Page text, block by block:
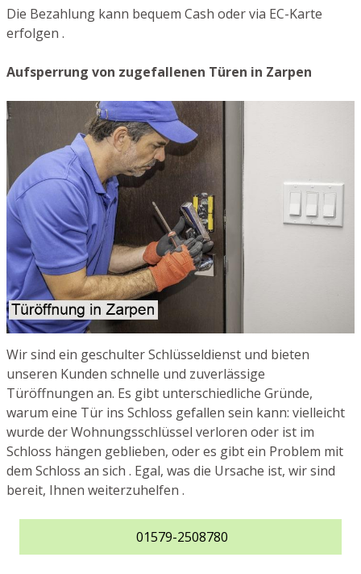
Die Bezahlung kann bequem Cash oder via EC-Karte
erfolgen .
Aufsperrung von zugefallenen Türen in Zarpen
Wir sind ein geschulter Schlüsseldienst und bieten
unseren Kunden schnelle und zuverlässige
Türöffnungen an. Es gibt unterschiedliche Gründe,
warum eine Tür ins Schloss gefallen sein kann: vielleicht
wurde der Wohnungsschlüssel verloren oder ist im
Schloss hängen geblieben, oder es gibt ein Problem mit
dem Schloss an sich . Egal, was die Ursache ist, wir sind
bereit, Ihnen weiterzuhelfen .
01579-2508780